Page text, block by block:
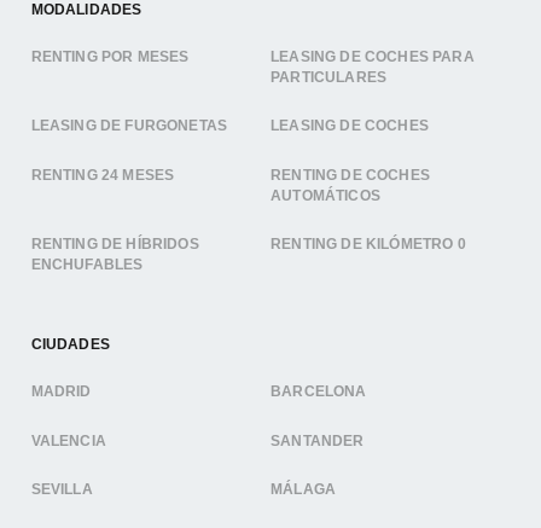
MODALIDADES
RENTING POR MESES
LEASING DE COCHES PARA
PARTICULARES
LEASING DE FURGONETAS LEASING DE COCHES
RENTING 24 MESES
RENTING DE COCHES
AUTOMÁTICOS
RENTING DE HÍBRIDOS
ENCHUFABLES
RENTING DE KILÓMETRO 0
CIUDADES
MADRID BARCELONA
VALENCIA SANTANDER
SEVILLA MÁLAGA